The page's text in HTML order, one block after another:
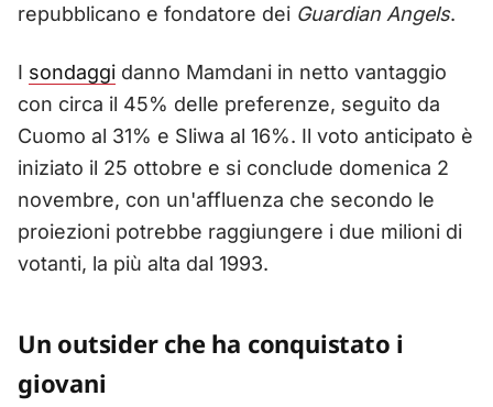
repubblicano e fondatore dei Guardian Angels.
I sondaggi danno Mamdani in netto vantaggio
con circa il 45% delle preferenze, seguito da
Cuomo al 31% e Sliwa al 16%. Il voto anticipato è
iniziato il 25 ottobre e si conclude domenica 2
novembre, con un'affluenza che secondo le
proiezioni potrebbe raggiungere i due milioni di
votanti, la più alta dal 1993.
Un outsider che ha conquistato i
giovani